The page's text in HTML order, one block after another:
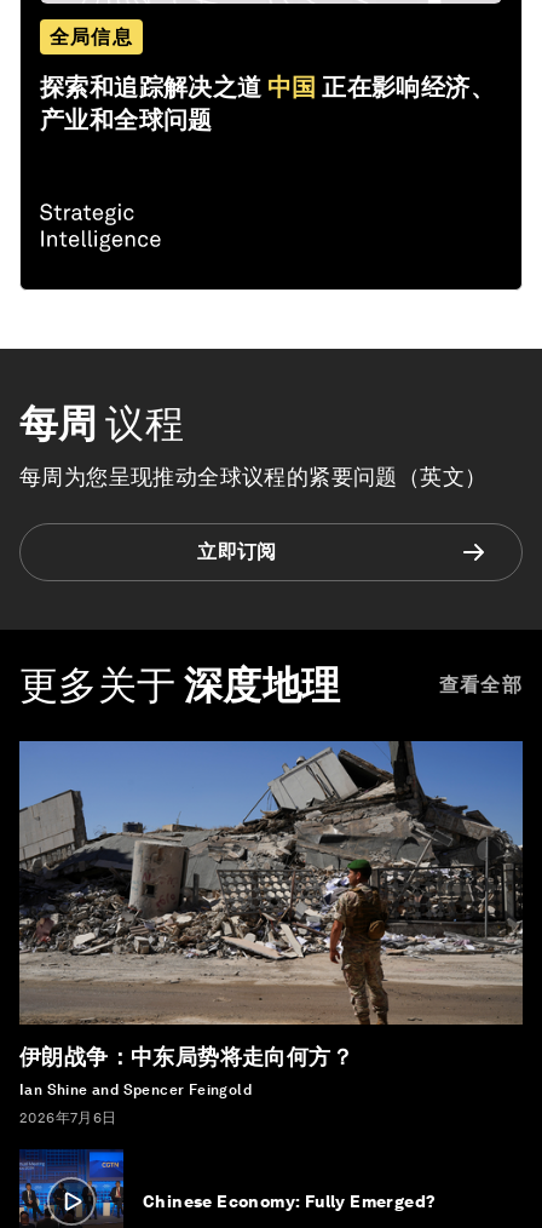
全局信息
探索和追踪解决之道 中国 正在影响经济、
产业和全球问题
每周 议程
每周为您呈现推动全球议程的紧要问题（英文）
立即订阅
更多关于 深度地理 查看全部
伊朗战争：中东局势将走向何方？
Ian Shine and Spencer Feingold
2026年7月6日
Chinese Economy: Fully Emerged?